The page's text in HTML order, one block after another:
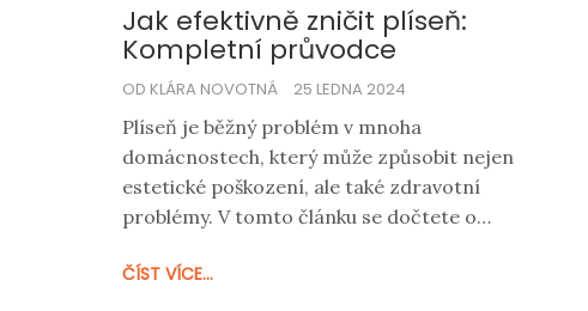
Jak efektivně zničit plíseň:
Kompletní průvodce
OD KLÁRA NOVOTNÁ 25 LEDNA 2024
Plíseň je běžný problém v mnoha
domácnostech, který může způsobit nejen
estetické poškození, ale také zdravotní
problémy. V tomto článku se dočtete o
odstranit, od domácích prostředků po
ČÍST VÍCE...